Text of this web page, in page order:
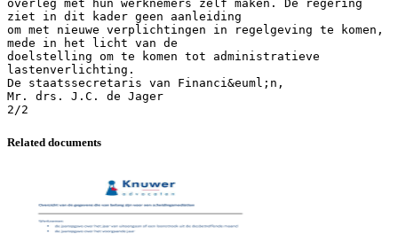
overleg met hun werknemers zelf maken. De regering
ziet in dit kader geen aanleiding
om met nieuwe verplichtingen in regelgeving te komen,
mede in het licht van de
doelstelling om te komen tot administratieve
lastenverlichting.
De staatssecretaris van Financi&euml;n,
Mr. drs. J.C. de Jager
Related documents